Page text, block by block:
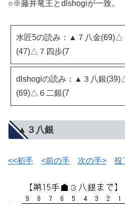
○※藤井竜王とdlshogiが一致。
水匠5の読み：▲７八金
(47)△７四歩(7
dlshogiの読み：▲３八銀
(69)△６二銀(7
▲３八銀
<<初手 <前の手 次の手> 投